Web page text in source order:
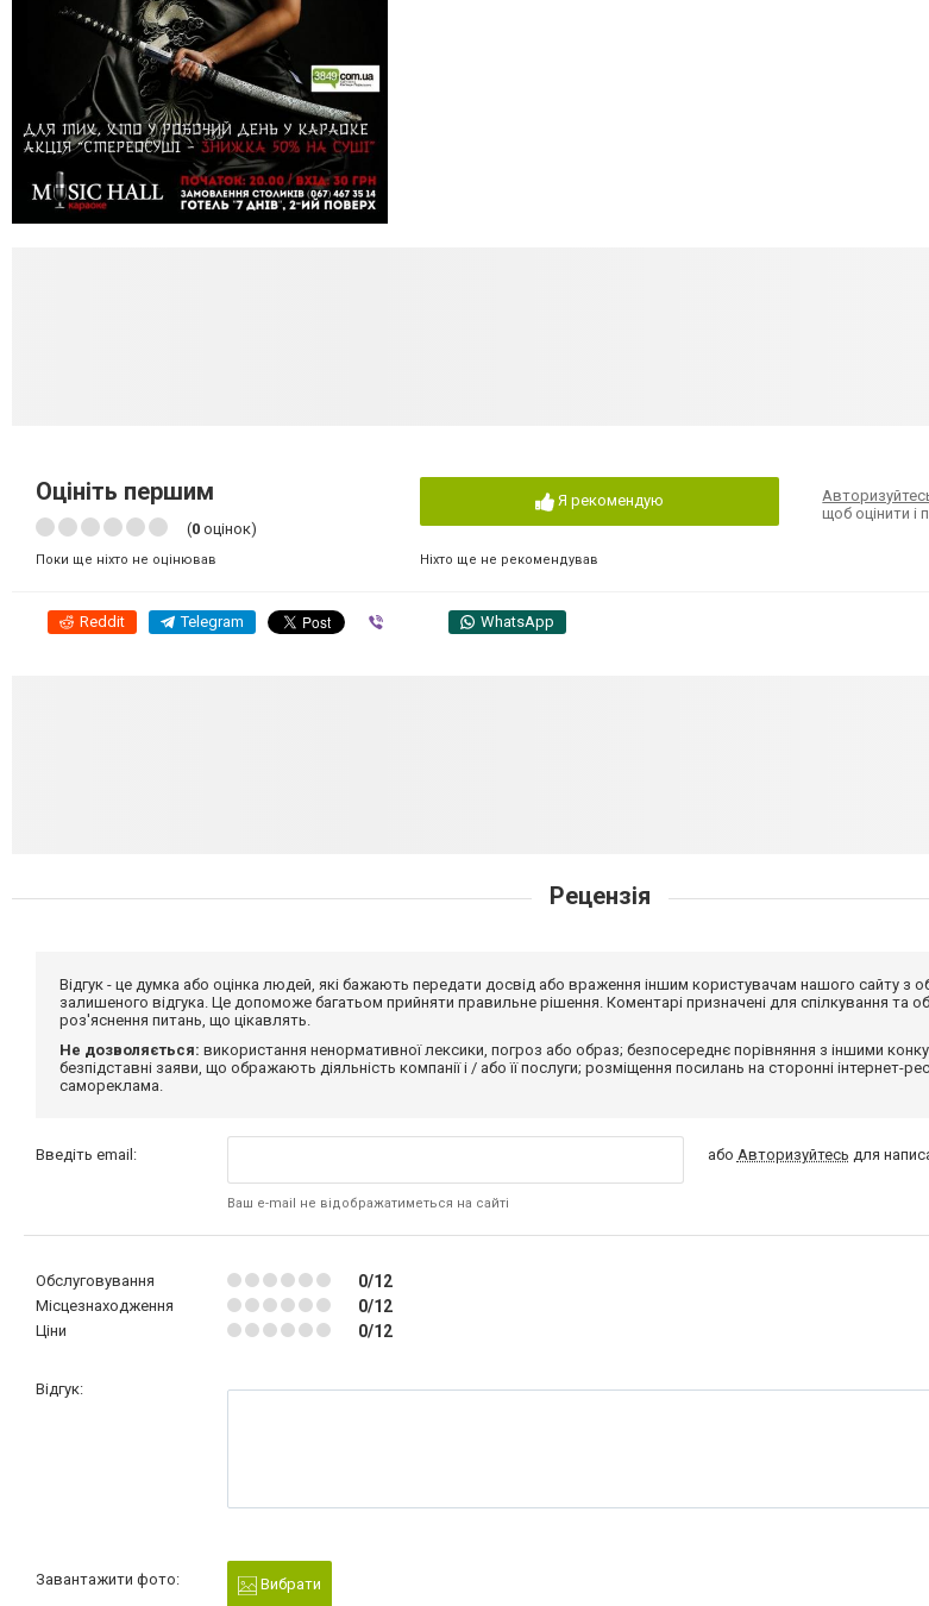
Оцініть першим
(0 оцінок)
Поки ще ніхто не оцінював
Я рекомендую
Ніхто ще не рекомендував
щоб оцінити і
Reddit Telegram WhatsApp
Рецензія
Відгук - це думка або оцінка людей, які бажають передати досвід або враження іншим користувачам нашого сайту з
залишеного відгука. Це допоможе багатьом прийняти правильне рішення. Коментарі призначені для спілкування та
роз'яснення питань, що цікавлять.
Не дозволяється: використання ненормативної лексики, погроз або образ; безпосереднє порівняння з іншими
безпідставні заяви, що ображають діяльність компанії і / або її послуги; розміщення посилань на сторонні інтернет-
самореклама.
Введіть email:
Ваш e-mail не відображатиметься на сайті
або Авторизуйтесь для
Обслуговування 0/12
Місцезнаходження 0/12
Ціни 0/12
Відгук:
Завантажити фото: Вибрати